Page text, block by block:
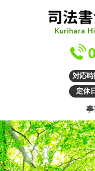
対応時
定休日